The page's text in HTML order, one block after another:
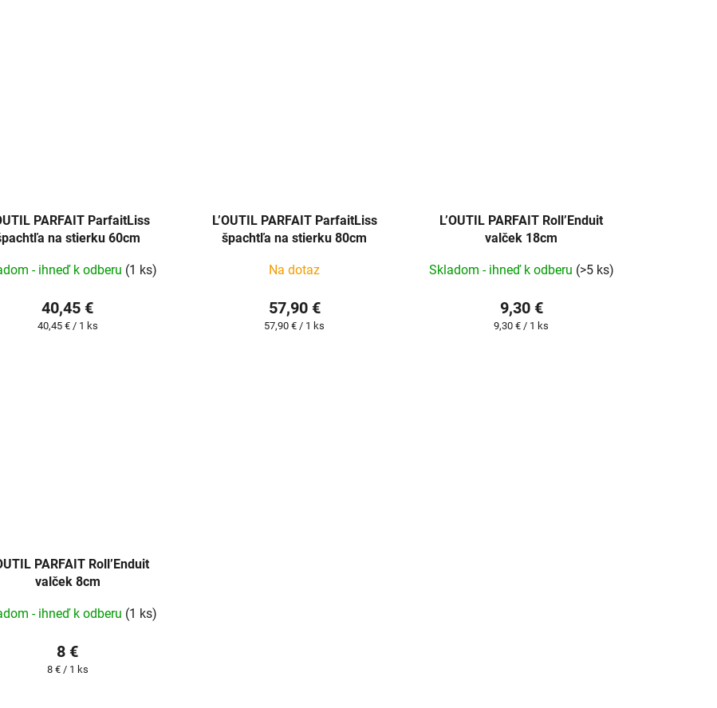
PARFAIT ParfaitLiss
na stierku 60cm
- ihneď k odberu (1 ks)
40,45 €
Jednotková
40,45 € / 1 ks
L’OUTIL PARFAIT ParfaitLiss
špachtľa na stierku 80cm
Na dotaz
57,90 €
Jednotková
57,90 € / 1 ks
L’OUTIL PARFAIT Roll’Enduit
valček 18cm
Skladom - ihneď k odberu (>5 ks)
9,30 €
Jednotková
9,30 € / 1 ks
PARFAIT Roll’Enduit
valček 8cm
- ihneď k odberu (1 ks)
8 €
Jednotková
8 € / 1 ks